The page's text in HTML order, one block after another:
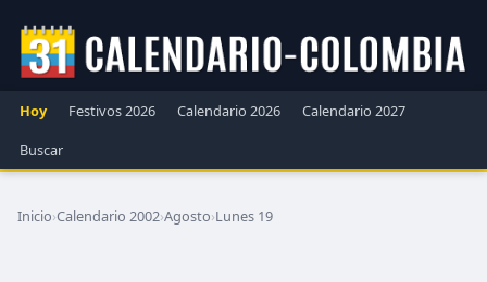
Hoy Festivos 2026 Calendario 2026
Calendario 2027
Buscar
Inicio›Calendario 2002›Agosto›Lunes 19